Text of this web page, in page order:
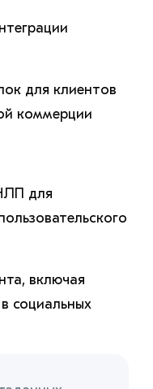
для клиентов
коммерции
для
включая
социальных